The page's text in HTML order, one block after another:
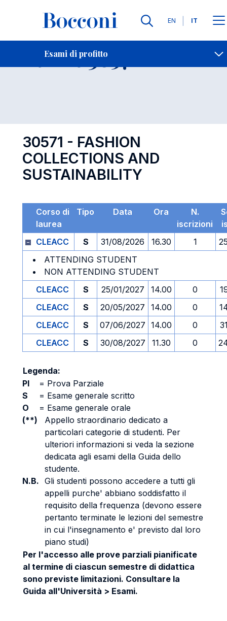
Lingue
EN IT
Esami di profitto
Contatti
Esame 30571 Open
30571 - FASHION
COLLECTIONS AND
SUSTAINABILITY
Corso di
laurea
Tipo Data Ora
N.
iscrizioni
CLEACC
S 31/08/2026 16.30 1
ATTENDING STUDENT
NON ATTENDING STUDENT
CLEACC
S 25/01/2027 14.00 0
CLEACC
S 20/05/2027 14.00 0
CLEACC
S 07/06/2027 14.00 0
CLEACC
S 30/08/2027 11.30 0
Legenda:
PI
= Prova Parziale
S
= Esame generale scritto
O
= Esame generale orale
(**)
Appello straordinario dedicato a
particolari categorie di studenti. Per
ulteriori informazioni si veda la sezione
dedicata agli esami della Guida dello
studente.
N.B. Gli studenti possono accedere a tutti gli
appelli purche' abbiano soddisfatto il
requisito della frequenza (devono essere
pertanto terminate le lezioni del semestre
in cui l'insegnamento e' previsto dal loro
piano studi)
Per l'accesso alle prove parziali pianificate
al termine di ciascun semestre di didattica
sono previste limitazioni. Consultare la
Guida all'Università > Esami.